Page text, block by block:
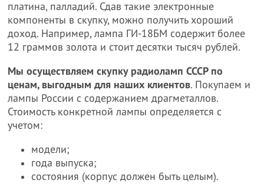
платина, палладий. Сдав такие электронные
компоненты в скупку, можно получить хороший
доход. Например, лампа ГИ-18БМ содержит более
12 граммов золота и стоит десятки тысяч рублей.
Мы осуществляем скупку радиоламп СССР по
ценам, выгодным для наших клиентов. Покупаем и
лампы России с содержанием драгметаллов.
Стоимость конкретной лампы определяется с
учетом:
модели;
года выпуска;
состояния (корпус должен быть целым).